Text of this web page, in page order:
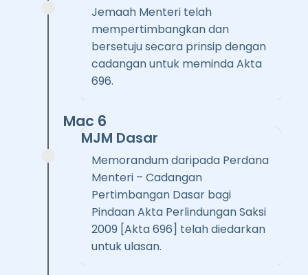
Jemaah Menteri telah
mempertimbangkan dan
bersetuju secara prinsip dengan
cadangan untuk meminda Akta
696.
Mac 6
MJM Dasar
Memorandum daripada Perdana
Menteri – Cadangan
Pertimbangan Dasar bagi
Pindaan Akta Perlindungan Saksi
2009 [Akta 696] telah diedarkan
untuk ulasan.